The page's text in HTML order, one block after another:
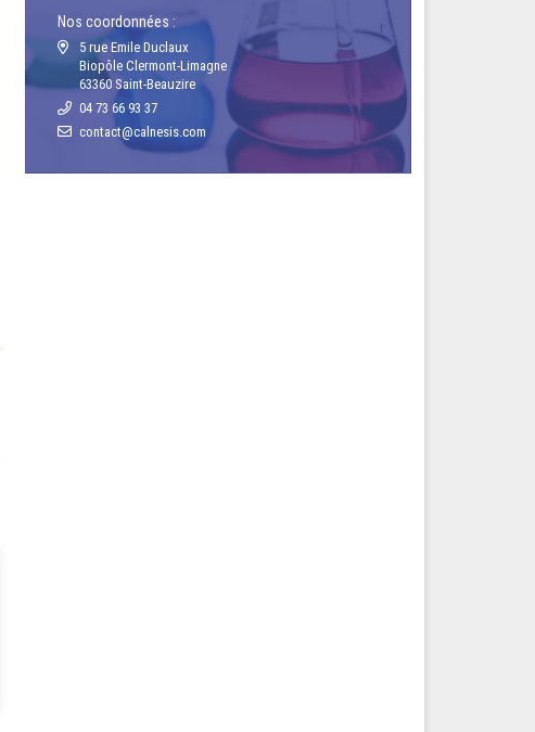
Nos coordonnées :
5 rue Emile Duclaux
Biopôle Clermont-Limagne
63360 Saint-Beauzire
04 73 66 93 37